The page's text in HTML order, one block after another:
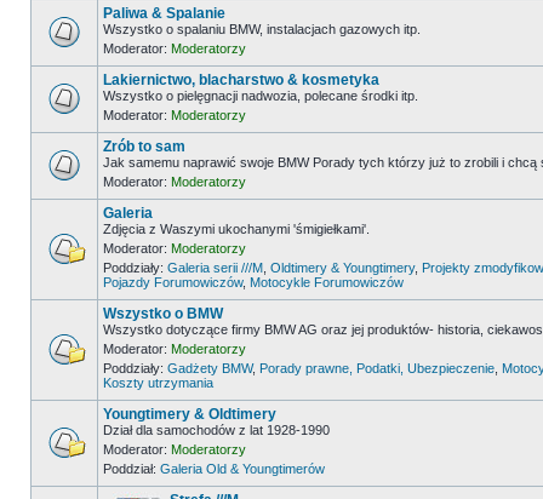
Paliwa & Spalanie
Wszystko o spalaniu BMW, instalacjach gazowych itp.
Moderator: Moderatorzy
Lakiernictwo, blacharstwo & kosmetyka
Wszystko o pielęgnacji nadwozia, polecane środki itp.
Moderator: Moderatorzy
Zrób to sam
Jak samemu naprawić swoje BMW Porady tych którzy już to zrobili i
Moderator: Moderatorzy
Galeria
Zdjęcia z Waszymi ukochanymi 'śmigiełkami'.
Moderator: Moderatorzy
Poddziały: Galeria serii ///M Oldtimery & Youngtimery, Projekty
Pojazdy Forumowiczów, Motocykle Forumowiczów
Wszystko o BMW
Wszystko dotyczące firmy BMW AG oraz jej produktów- historia,
Moderator: Moderatorzy
Poddziały: Gadżety BMW, Porady prawne, Podatki, Ubezpieczenie
Koszty utrzymania
Youngtimery & Oldtimery
Dział dla samochodów z lat 1928-1990
Moderator: Moderatorzy
Poddział: Galeria Old & Youngtimerów